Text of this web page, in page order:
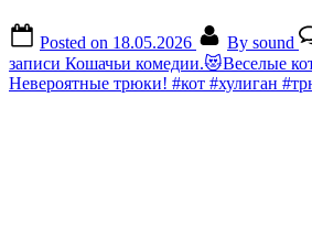
Posted on 18.05.2026 By sound
записи Кошачьи комедии.😻Веселые
Невероятные трюки! #кот #хулиган